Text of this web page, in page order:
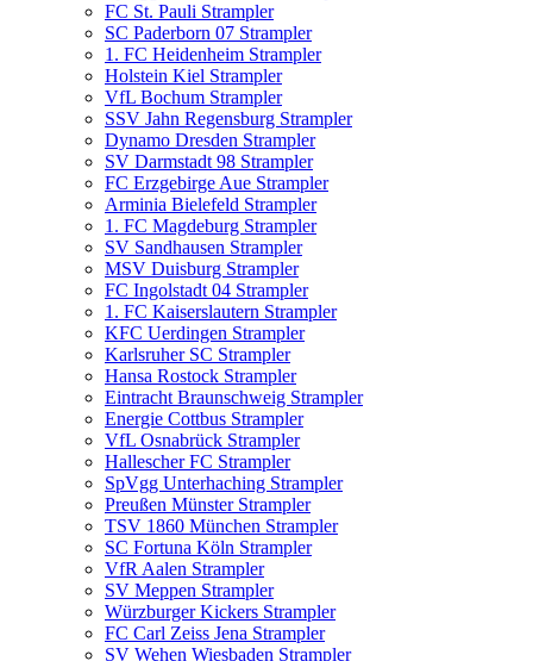
FC St. Pauli Strampler
SC Paderborn 07 Strampler
1. FC Heidenheim Strampler
Holstein Kiel Strampler
VfL Bochum Strampler
SSV Jahn Regensburg Strampler
Dynamo Dresden Strampler
SV Darmstadt 98 Strampler
FC Erzgebirge Aue Strampler
Arminia Bielefeld Strampler
1. FC Magdeburg Strampler
SV Sandhausen Strampler
MSV Duisburg Strampler
FC Ingolstadt 04 Strampler
1. FC Kaiserslautern Strampler
KFC Uerdingen Strampler
Karlsruher SC Strampler
Hansa Rostock Strampler
Eintracht Braunschweig Strampler
Energie Cottbus Strampler
VfL Osnabrück Strampler
Hallescher FC Strampler
SpVgg Unterhaching Strampler
Preußen Münster Strampler
TSV 1860 München Strampler
SC Fortuna Köln Strampler
VfR Aalen Strampler
SV Meppen Strampler
Würzburger Kickers Strampler
FC Carl Zeiss Jena Strampler
SV Wehen Wiesbaden Strampler